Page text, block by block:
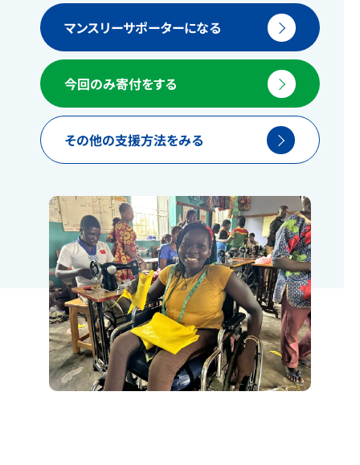
マンスリーサポーターになる
今回のみ寄付をする
その他の支援方法をみる